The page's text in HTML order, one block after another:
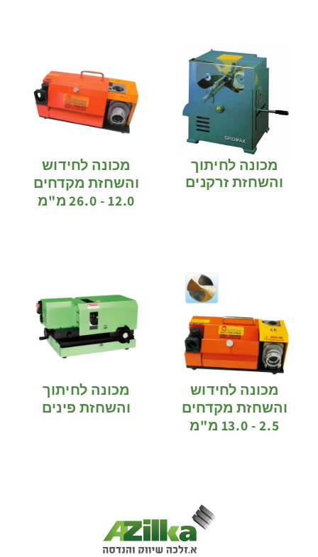
מכונה לחיתוך
והשחזת זרקנים
מכונה לחידוש
והשחזת מקדחים
12.0 - 26.0 מ"מ
מכונה לחידוש
והשחזת מקדחים
2.5 - 13.0 מ"מ
מכונה לחיתוך
והשחזת פינים